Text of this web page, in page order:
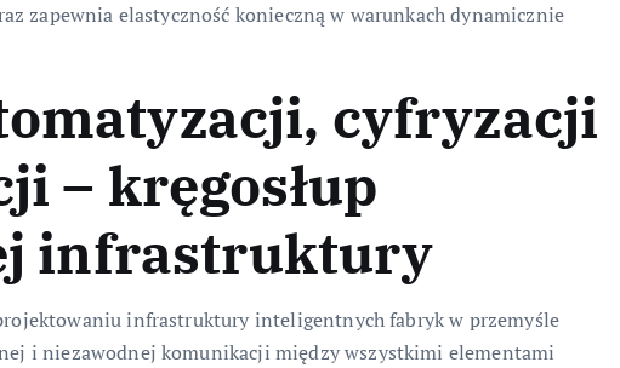
zapewnia elastyczność konieczną w warunkach dynamicznie
cyfryzacji
– kręgosłup
infrastruktury
infrastruktury inteligentnych fabryk w przemyśle
i niezawodnej komunikacji między wszystkimi elementami